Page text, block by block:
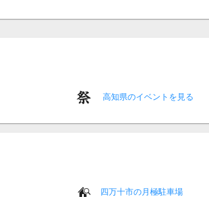
高知県のイベントを見る
四万十市の月極駐車場